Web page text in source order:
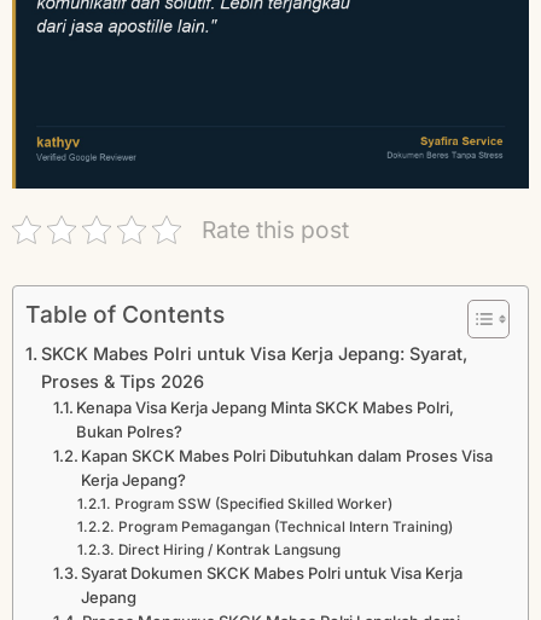
Rate this post
Table of Contents
SKCK Mabes Polri untuk Visa Kerja Jepang: Syarat,
Proses & Tips 2026
Kenapa Visa Kerja Jepang Minta SKCK Mabes Polri,
Bukan Polres?
Kapan SKCK Mabes Polri Dibutuhkan dalam Proses Visa
Kerja Jepang?
Program SSW (Specified Skilled Worker)
Program Pemagangan (Technical Intern Training)
Direct Hiring / Kontrak Langsung
Syarat Dokumen SKCK Mabes Polri untuk Visa Kerja
Jepang